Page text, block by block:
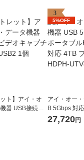
ット】アイ・オ
器 USB接続ビ
ャー GV-USB2
3
5%OFF
アイ・オー
B 5Gbps 対
D TV録画対
27,720円